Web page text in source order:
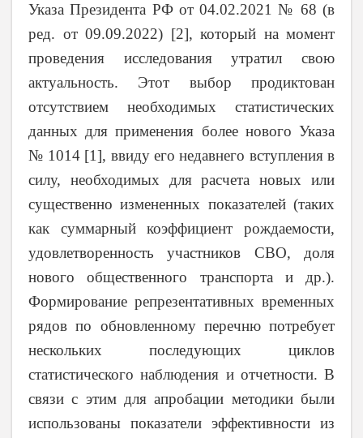
Указа Президента РФ от 04.02.2021 № 68 (в
ред. от 09.09.2022) [2], который на момент
проведения исследования утратил свою
актуальность. Этот выбор продиктован
отсутствием необходимых статистических
данных для применения более нового Указа
№ 1014 [1], ввиду его недавнего вступления в
силу, необходимых для расчета новых или
существенно измененных показателей (таких
как суммарный коэффициент рождаемости,
удовлетворенность участников СВО, доля
нового общественного транспорта и др.).
Формирование репрезентативных временных
рядов по обновленному перечню потребует
нескольких последующих циклов
статистического наблюдения и отчетности. В
связи с этим для апробации методики были
использованы показатели эффективности из